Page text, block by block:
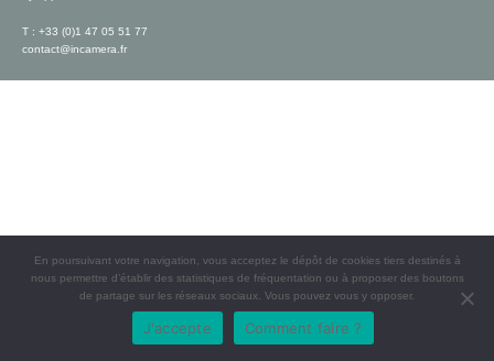
T : +33 (0)1 47 05 51 77
contact@incamera.fr
En poursuivant votre navigation, vous acceptez le dépôt de cookies tiers destinés à
nous permettre d’établir des statistiques de fréquentation ou à proposer des boutons
de partage sur les réseaux sociaux. Vous pouvez vous y opposer.
J'accepte Comment faire ?